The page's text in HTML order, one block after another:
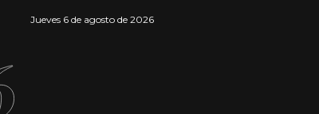
Jueves 6 de agosto de 2026